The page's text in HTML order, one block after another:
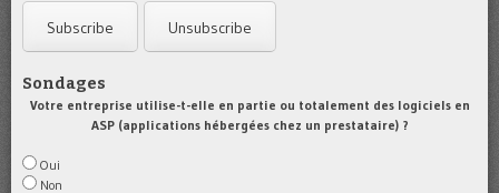
Sondages
Votre entreprise utilise-t-elle en partie ou totalement des logiciels en
ASP (applications hébergées chez un prestataire) ?
Oui
Non